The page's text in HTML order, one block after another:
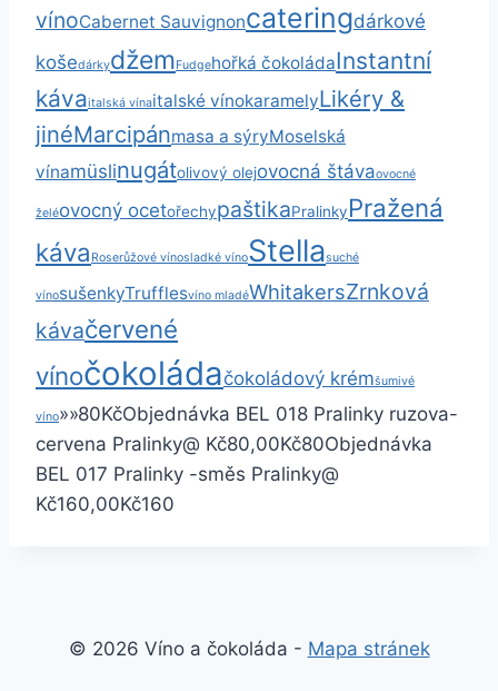
vínoCabernet Sauvignoncateringdárkové
košedárkydžemFudgehořká čokoládaInstantní
kávaitalská vínaitalské vínokaramelyLikéry &
jinéMarcipánmasa a sýryMoselská
vínamüslinugátolivový olejovocná štávaovocné
želéovocný ocetořechypaštikaPralinkyPražená
káva Roserůžové vínosladké vínoStellasuché
vínosušenkyTrufflesvíno mladéWhitakersZrnková
kávačervené
vínočokoládačokoládový krémšumivé
víno»»80KčObjednávka BEL 018 Pralinky ruzova-
cervena Pralinky@ Kč80,00Kč80Objednávka
BEL 017 Pralinky -směs Pralinky@
Kč160,00Kč160
© 2026 Víno a čokoláda - Mapa stránek